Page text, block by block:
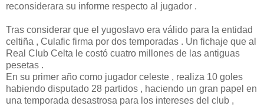
reconsiderara su informe respecto al jugador .
Tras considerar que el yugoslavo era válido para la entidad
celtiña , Culafic firma por dos temporadas . Un fichaje que al
Real Club Celta le costó cuatro millones de las antiguas
pesetas .
En su primer año como jugador celeste , realiza 10 goles
habiendo disputado 28 partidos , haciendo un gran papel en
una temporada desastrosa para los intereses del club ,